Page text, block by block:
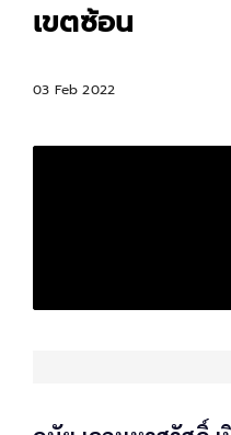
เขตซ้อน
03 Feb 2022